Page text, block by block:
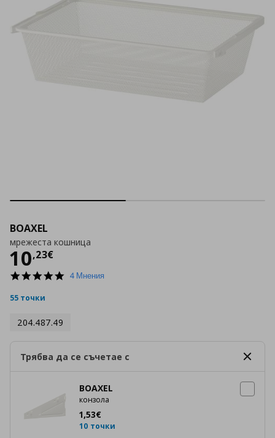
BOAXEL
мрежеста кошница
10,23€
Цена
5.0
4 Мнения
55 точки
204.487.49
Трябва да се съчетае с
BOAXEL
конзола
1,53€
Цена
10 точки